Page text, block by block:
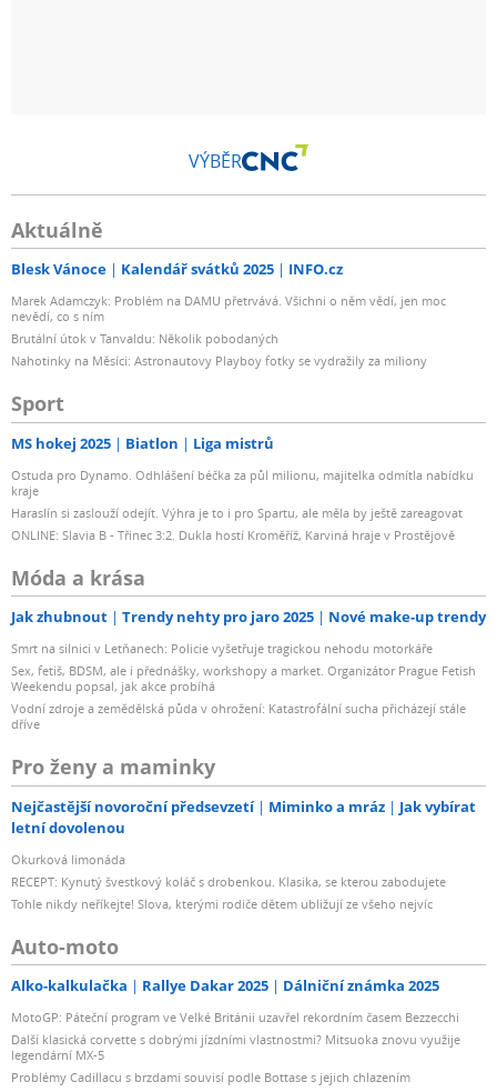
VÝBĚR
Aktuálně
Blesk Vánoce Kalendář svátků 2025 INFO.cz
Marek Adamczyk: Problém na DAMU přetrvává. Všichni o něm vědí, jen moc
nevědí, co s ním
Brutální útok v Tanvaldu: Několik pobodaných
Nahotinky na Měsíci: Astronautovy Playboy fotky se vydražily za miliony
Sport
MS hokej 2025 Biatlon Liga mistrů
Ostuda pro Dynamo. Odhlášení béčka za půl milionu, majitelka odmítla nabídku
kraje
Haraslín si zaslouží odejít. Výhra je to i pro Spartu, ale měla by ještě zareagovat
ONLINE: Slavia B - Třinec 3:2. Dukla hostí Kroměříž, Karviná hraje v Prostějově
Móda a krása
Jak zhubnout Trendy nehty pro jaro 2025 Nové make-up trendy
Smrt na silnici v Letňanech: Policie vyšetřuje tragickou nehodu motorkáře
Sex, fetiš, BDSM, ale i přednášky, workshopy a market. Organizátor Prague Fetish
Weekendu popsal, jak akce probíhá
Vodní zdroje a zemědělská půda v ohrožení: Katastrofální sucha přicházejí stále
dříve
Pro ženy a maminky
Nejčastější novoroční předsevzetí Miminko a mráz
Jak vybírat
letní dovolenou
Okurková limonáda
RECEPT: Kynutý švestkový koláč s drobenkou. Klasika, se kterou zabodujete
Tohle nikdy neříkejte! Slova, kterými rodiče dětem ubližují ze všeho nejvíc
Auto-moto
Alko-kalkulačka Rallye Dakar 2025 Dálniční známka 2025
MotoGP: Páteční program ve Velké Británii uzavřel rekordním časem Bezzecchi
Další klasická corvette s dobrými jízdními vlastnostmi? Mitsuoka znovu využije
legendární MX-5
Problémy Cadillacu s brzdami souvisí podle Bottase s jejich chlazením